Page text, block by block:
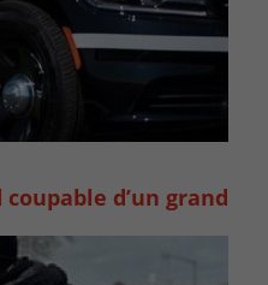
d’un grand